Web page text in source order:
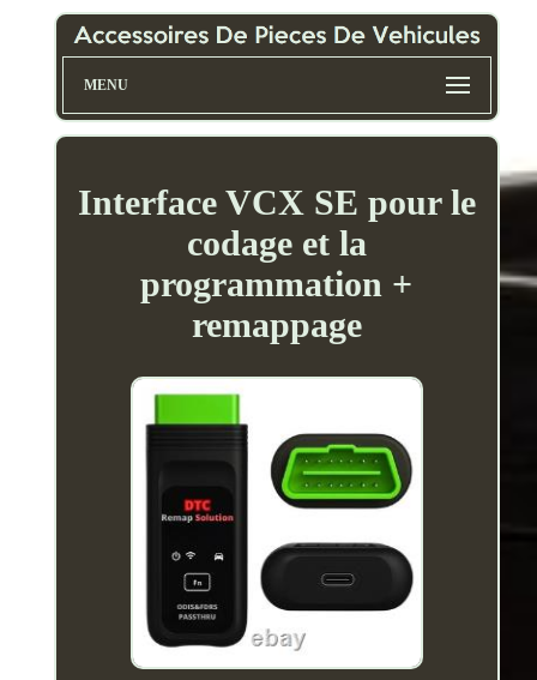
MENU
Interface VCX SE pour le
codage et la
programmation +
remappage